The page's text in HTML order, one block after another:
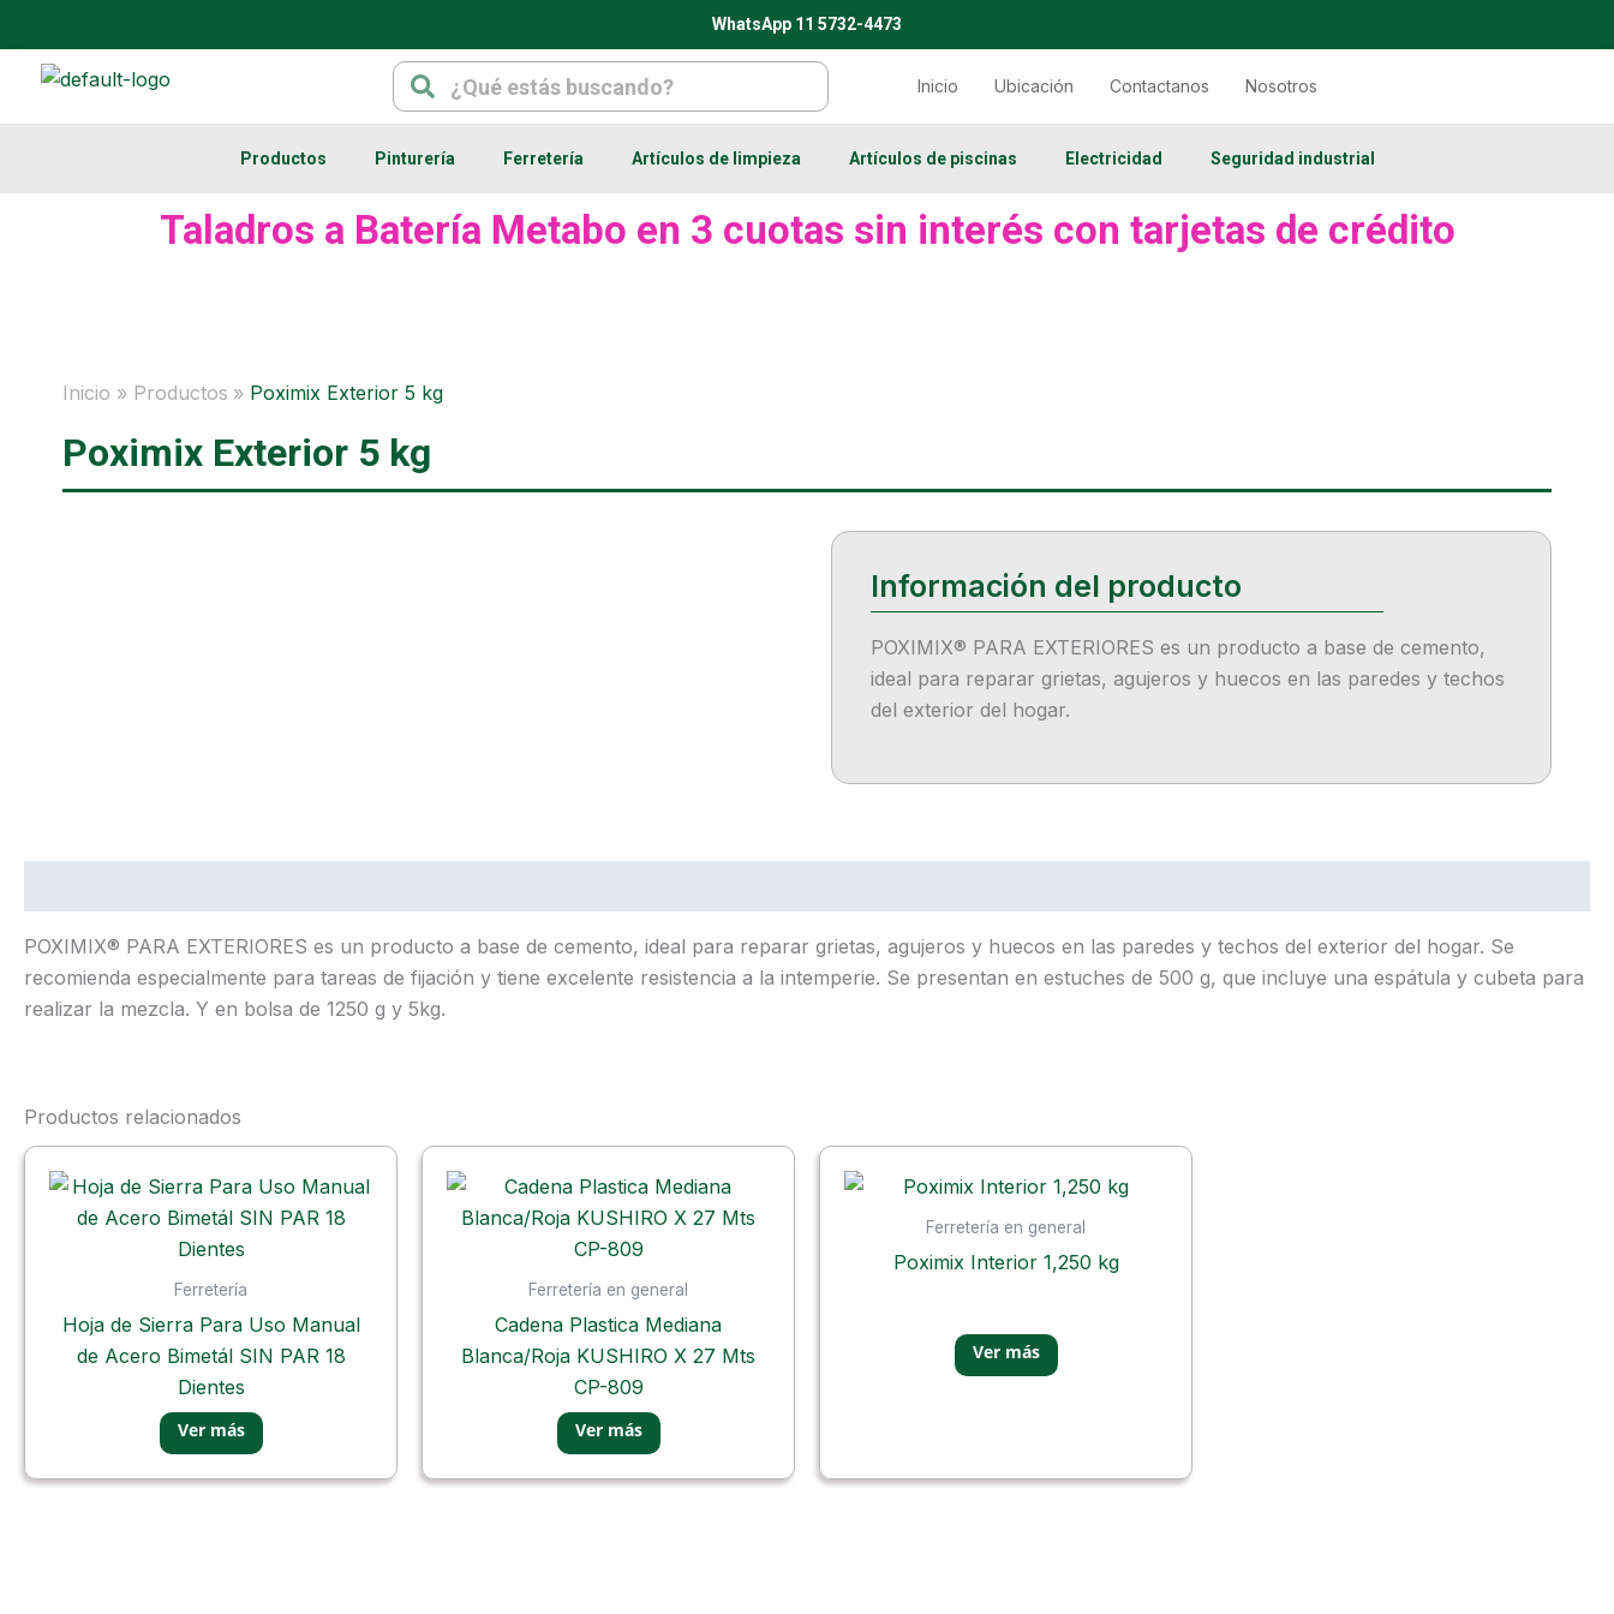
al
contenido
WhatsApp 11 5732-4473
Inicio Ubicación Contactanos Nosotros
SearchSearch
Productos Pinturería Ferretería Artículos de limpieza Artículos de piscinas Electricidad Seguridad industrial
Taladros a Batería Metabo en 3 cuotas sin interés con tarjetas de crédito
Inicio Productos Poximix Exterior 5 kg
Poximix Exterior 5 kg
POXIMIX® PARA EXTERIORES es un producto a base de cemento,
ideal para reparar grietas, agujeros y huecos en las paredes y techos
del exterior del hogar.
POXIMIX® PARA EXTERIORES es un producto a base de cemento, ideal para reparar grietas, agujeros y huecos en las paredes y techos del exterior del hogar. Se
recomienda especialmente para tareas de fijación y tiene excelente resistencia a la intemperie. Se presentan en estuches de 500 g, que incluye una espátula y cubeta para
realizar la mezcla. Y en bolsa de 1250 g y 5kg.
Productos relacionados
Ferretería
Hoja de Sierra Para Uso Manual
de Acero Bimetál SIN PAR 18
Dientes
Ferretería en general
Cadena Plastica Mediana
Blanca/Roja KUSHIRO X 27 Mts
CP-809
Ferretería en general
Poximix Interior 1,250 kg